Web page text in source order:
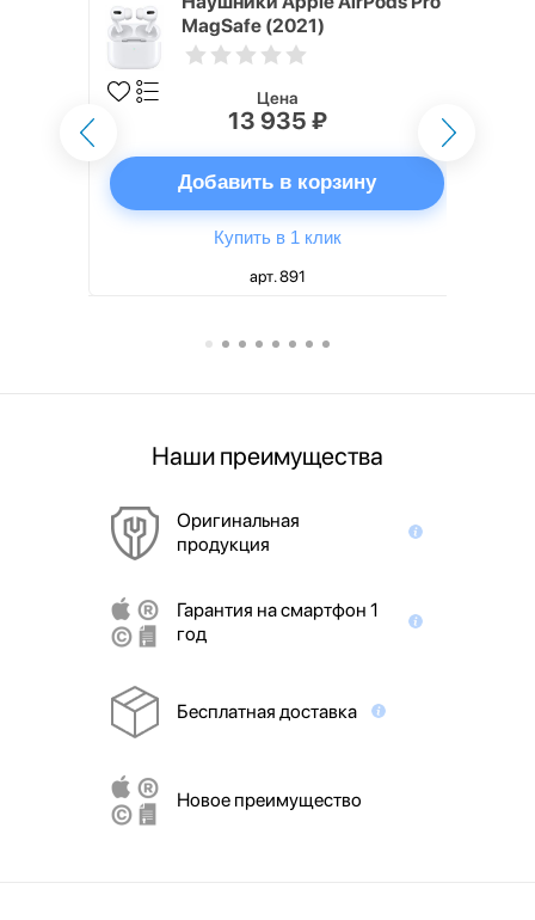
MagSafe (2021)
Цена
13 935 ₽
Добавить в корзину
Купить в 1 клик
арт. 891
Наши преимущества
Оригинальная
продукция
Гарантия на смартфон 1
год
Бесплатная доставка
Новое преимущество